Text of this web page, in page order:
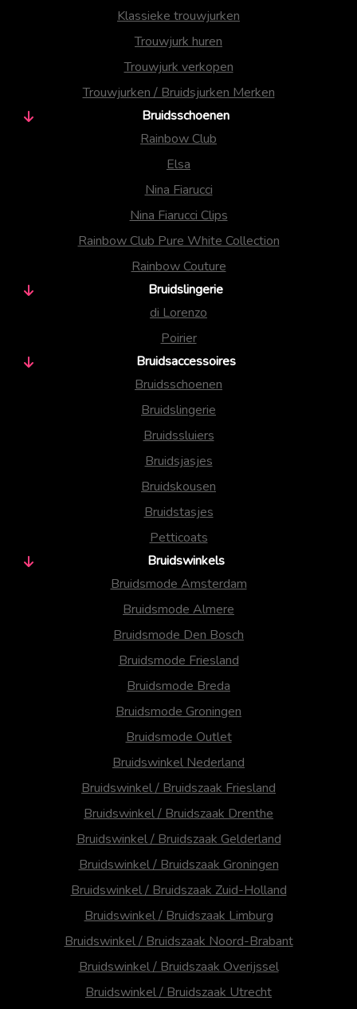
Klassieke trouwjurken
Trouwjurk huren
Trouwjurk verkopen
Trouwjurken / Bruidsjurken Merken
Bruidsschoenen
Rainbow Club
Elsa
Nina Fiarucci
Nina Fiarucci Clips
Rainbow Club Pure White Collection
Rainbow Couture
Bruidslingerie
di Lorenzo
Poirier
Bruidsaccessoires
Bruidsschoenen
Bruidslingerie
Bruidssluiers
Bruidsjasjes
Bruidskousen
Bruidstasjes
Petticoats
Bruidswinkels
Bruidsmode Amsterdam
Bruidsmode Almere
Bruidsmode Den Bosch
Bruidsmode Friesland
Bruidsmode Breda
Bruidsmode Groningen
Bruidsmode Outlet
Bruidswinkel Nederland
Bruidswinkel / Bruidszaak Friesland
Bruidswinkel / Bruidszaak Drenthe
Bruidswinkel / Bruidszaak Gelderland
Bruidswinkel / Bruidszaak Groningen
Bruidswinkel / Bruidszaak Zuid-Holland
Bruidswinkel / Bruidszaak Limburg
Bruidswinkel / Bruidszaak Noord-Brabant
Bruidswinkel / Bruidszaak Overijssel
Bruidswinkel / Bruidszaak Utrecht